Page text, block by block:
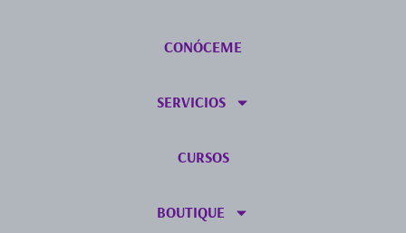
CONÓCEME
SERVICIOS
CURSOS
BOUTIQUE